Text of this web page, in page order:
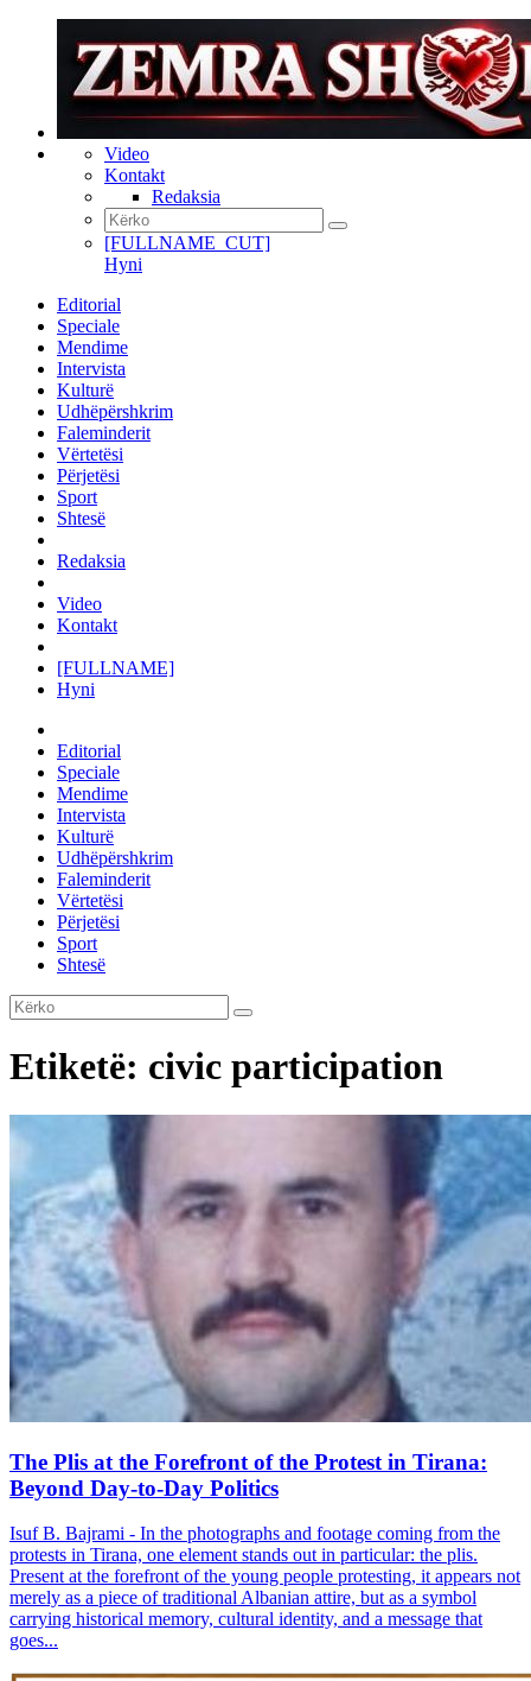
Video
Kontakt
Redaksia
[FULLNAME_CUT]
Hyni
Editorial
Speciale
Mendime
Intervista
Kulturë
Udhëpërshkrim
Faleminderit
Vërtetësi
Përjetësi
Sport
Shtesë
Redaksia
Video
Kontakt
[FULLNAME]
Hyni
Editorial
Speciale
Mendime
Intervista
Kulturë
Udhëpërshkrim
Faleminderit
Vërtetësi
Përjetësi
Sport
Shtesë
Etiketë: civic participation
The Plis at the Forefront of the Protest in Tirana:
Beyond Day-to-Day Politics
Isuf B. Bajrami - In the photographs and footage coming from the
protests in Tirana, one element stands out in particular: the plis.
Present at the forefront of the young people protesting, it appears not
merely as a piece of traditional Albanian attire, but as a symbol
carrying historical memory, cultural identity, and a message that
goes...